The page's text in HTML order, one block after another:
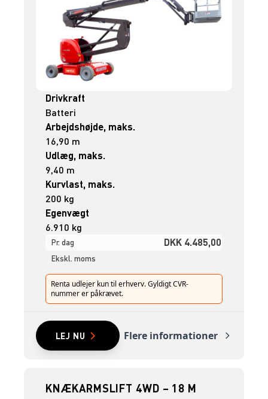
Drivkraft
Batteri
Arbejdshøjde, maks.
16,90 m
Udlæg, maks.
9,40 m
Kurvlast, maks.
200 kg
Egenvægt
6.910 kg
Pr. dag DKK 4.485,00
Ekskl. moms
Renta udlejer kun til erhverv. Gyldigt CVR-
nummer er påkrævet.
LEJ NU Flere informationer
KNÆKARMSLIFT 4WD – 18 M